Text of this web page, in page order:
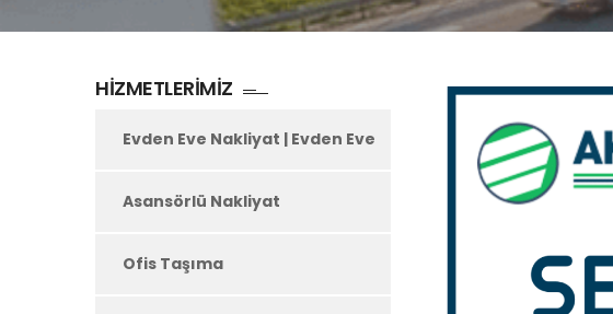
HIZMETLERIMIZ
Evden Eve Nakliyat | Evden Eve
Asansörlü Nakliyat
Ofis Taşıma